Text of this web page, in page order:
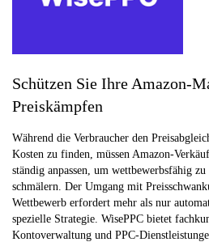
Schützen Sie Ihre Amazon-
Preiskämpfen
Während die Verbraucher den
Kosten zu finden, müssen Amazon-
ständig anpassen, um wettbewerbsfähig
schmälern. Der Umgang mit
Wettbewerb erfordert mehr als nur
spezielle Strategie. WisePPC bietet
Kontoverwaltung und PPC-